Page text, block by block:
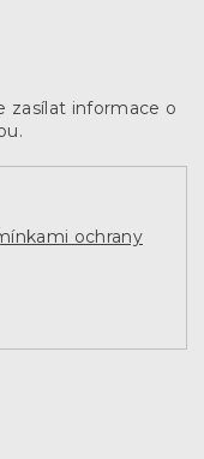
zasílat informace o
ochrany